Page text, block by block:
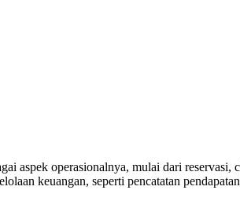
aspek operasionalnya, mulai dari
keuangan, seperti pencatatan